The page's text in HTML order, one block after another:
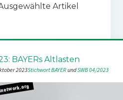
Artikel
BAYERs Altlasten
2023Stichwort BAYER und SWB 04/2023